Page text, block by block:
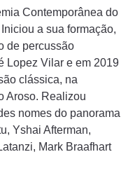
Contemporânea do
a sua formação,
de percussão
Lopez Vilar e em 2019
clássica, na
Aroso. Realizou
nomes do panorama
Yshai Afterman,
Mark Braafhart